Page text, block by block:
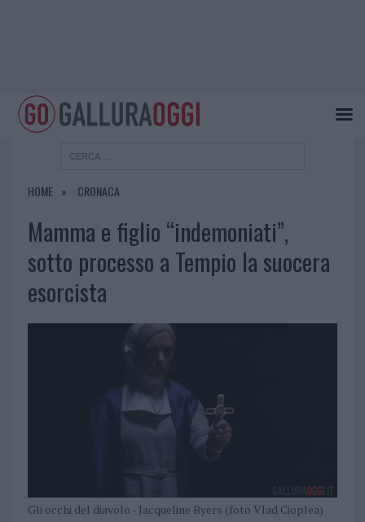
HOME CRONACA
Mamma e figlio “indemoniati”,
sotto processo a Tempio la suocera
esorcista
Gli occhi del diavolo - Jacqueline Byers (foto Vlad Cioplea)